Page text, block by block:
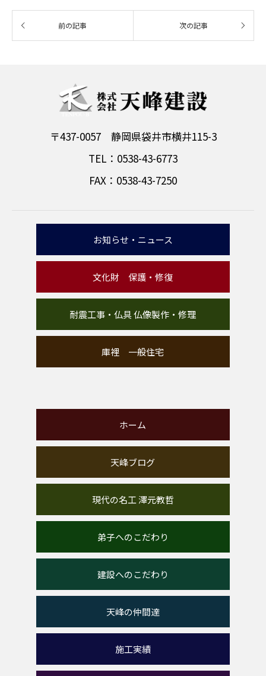
〒437-0057 静岡県袋井市横井115-3
TEL：0538-43-6773
FAX：0538-43-7250
お知らせ・ニュース
文化財 保護・修復
耐震工事・仏具 仏像製作・修理
庫裡 一般住宅
ホーム
天峰ブログ
現代の名工 澤元教哲
弟子へのこだわり
建設へのこだわり
天峰の仲間達
施工実績